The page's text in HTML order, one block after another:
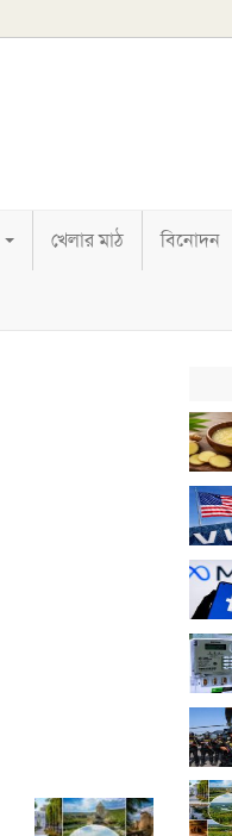
খেলার মাঠ বিনোদন